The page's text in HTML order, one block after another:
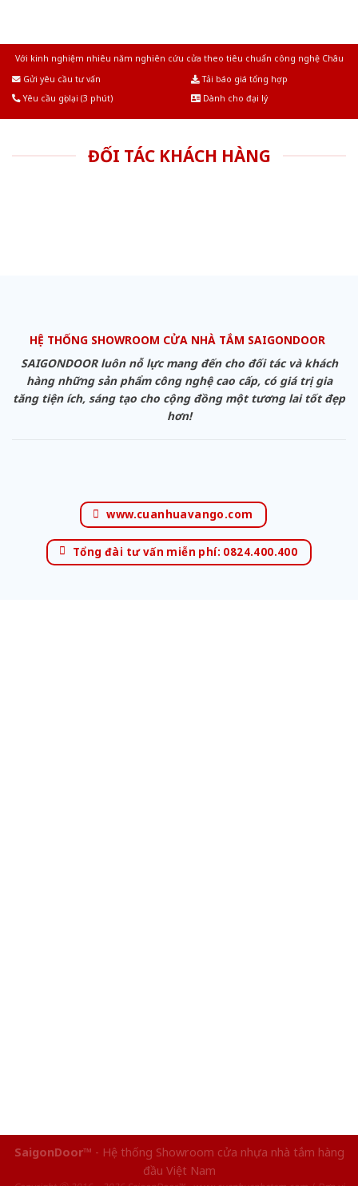
Với kinh nghiệm nhiêu năm nghiên cứu cửa theo tiêu chuẩn công nghệ Châu
Gửi yêu cầu tư vấn
Tải báo giá tổng hợp
Yêu cầu gọi lại (3 phút)
Dành cho đại lý
ĐỐI TÁC KHÁCH HÀNG
HỆ THỐNG SHOWROOM CỬA NHÀ TẮM SAIGONDOOR
SAIGONDOOR luôn nỗ lực mang đến cho đối tác và khách
hàng những sản phẩm công nghệ cao cấp, có giá trị gia
tăng tiện ích, sáng tạo cho cộng đồng một tương lai tốt đẹp
hơn!
www.cuanhuavango.com
Tổng đài tư vấn miễn phí: 0824.400.400
SaigonDoor™ - Hệ thống Showroom cửa nhựa nhà tắm hàng
đầu Việt Nam